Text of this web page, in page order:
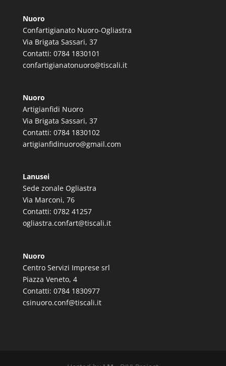
Nuoro
Confartigianato Nuoro-Ogliastra
Via Brigata Sassari, 37
Contatti: 0784 1830101
confartigianatonuoro@tiscali.it
Nuoro
Artigianfidi Nuoro
Via Brigata Sassari, 37
Contatti: 0784 1830102
artigianfidinuoro@gmail.com
Lanusei
Sede zonale Ogliastra
Via Marconi, 76
Contatti: 0782 41257
ogliastra.confart@tiscali.it
Nuoro
Centro Servizi Imprese srl
Piazza Veneto, 4
Contatti: 0784 1830977
csinuoro.conf@tiscali.it